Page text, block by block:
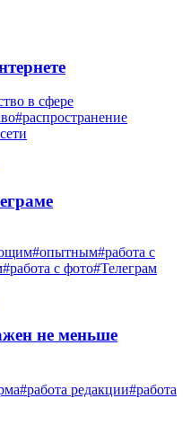
в сфере
#распространение
#опытным#работа с
#работа с фото#Телеграм
не меньше
#работа редакции#работа